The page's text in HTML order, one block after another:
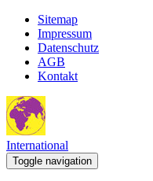
Sitemap
Impressum
Datenschutz
AGB
Kontakt
International
Toggle navigation